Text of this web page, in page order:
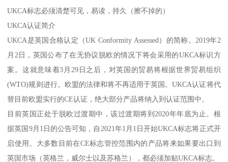
UKCA标志必须清楚可见，易读，持久（擦不掉的）
UKCA认证简介
UKCA是英国合格认定（UK Conformity Assessed）的简称。2019年2
月2日，英国公布了在无协议脱欧的情况下将会采用的UKCA标识方
案。这就意味着3月29日之后，对英国的贸易将根据世界贸易组织
(WTO)规则进行。欧盟的法律和将不再适用于英国。UKCA认证将代
替目前欧盟实行的CE认证，绝大部分产品将纳入到认证范围中。
目前英国正处于脱欧过渡期中，该过渡期将到2020年年底为止。根
据英国9月1日的公告可知，自2021年1月1日开始UKCA标志将正式开
启使用。大多数目前在CE标志管控范围内的产品将来如果要出口到
英国市场（英格兰，威尔士以及苏格兰），都必须加贴UKCA标志。